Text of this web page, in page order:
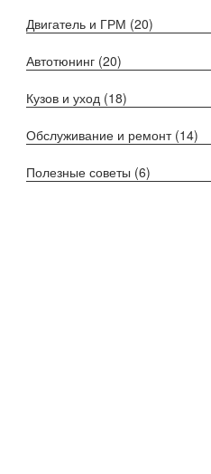
Двигатель и ГРМ (20)
Автотюнинг (20)
Кузов и уход (18)
Обслуживание и ремонт (14)
Полезные советы (6)